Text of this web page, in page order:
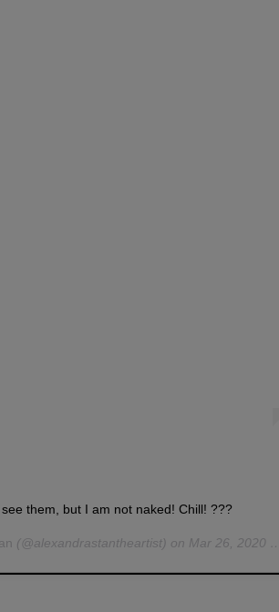
them, but I am not naked! Chill! ???
(@alexandrastantheartist) on Mar 26, 2020 at 6:42am PDT